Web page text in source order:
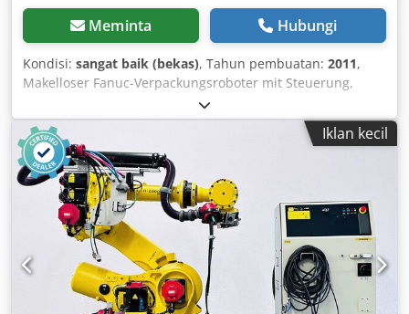
Meminta Hubungi
Kondisi: sangat baik (bekas), Tahun pembuatan: 2011,
Makelloser Fanuc-Verpackungsroboter mit Steuerung,
stammt aus einer vor wenigen Jahren geschlossenen
Fabrik. Der beste Roboter, den wir seit langem hatten –
außergewöhnlich gepflegt und in hervorragendem
Zustand. Codpfxehn Szqs Ak Tsha
Iklan kecil